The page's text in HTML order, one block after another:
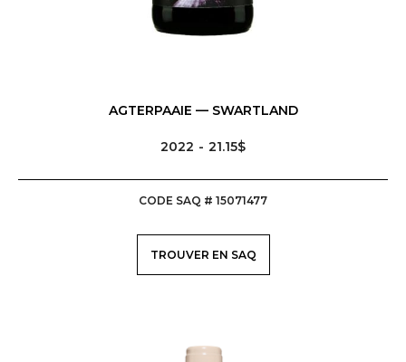
AGTERPAAIE — SWARTLAND
2022 21.15$
CODE SAQ # 15071477
TROUVER EN SAQ